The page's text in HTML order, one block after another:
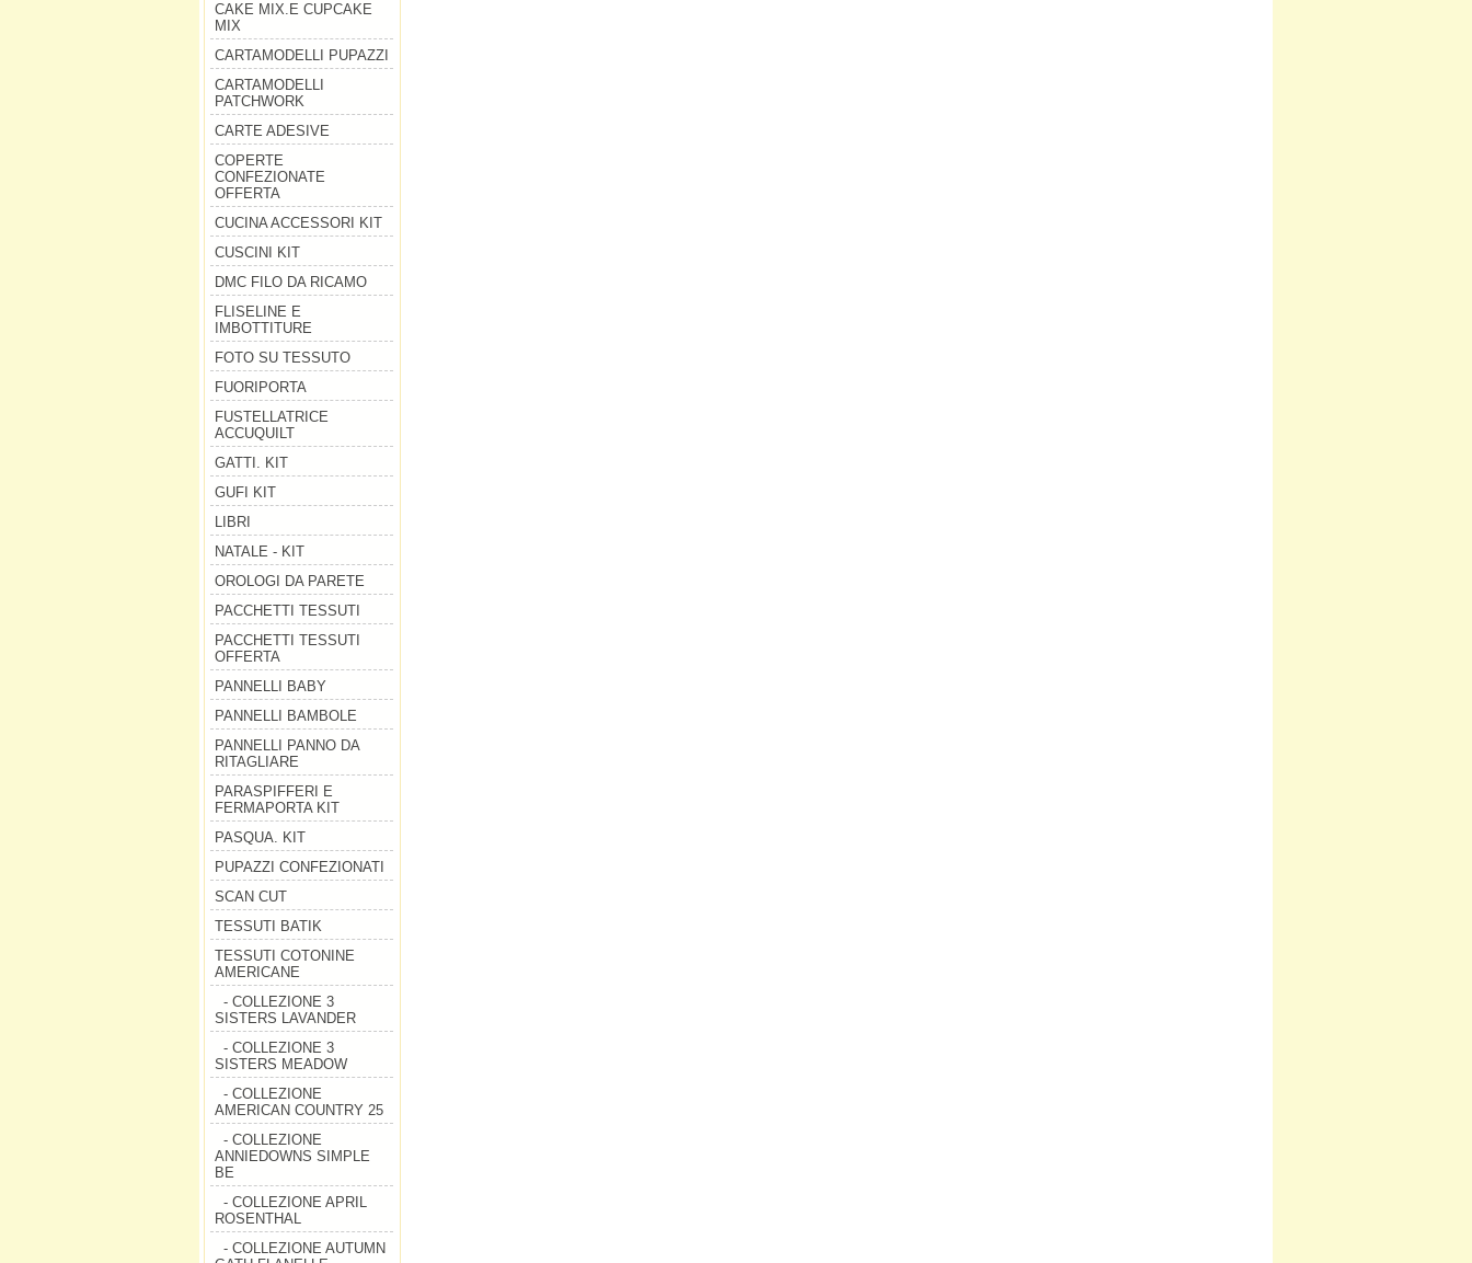
CAKE MIX.E CUPCAKE
MIX
CARTAMODELLI PUPAZZI
CARTAMODELLI
PATCHWORK
CARTE ADESIVE
COPERTE
CONFEZIONATE
OFFERTA
CUCINA ACCESSORI KIT
CUSCINI KIT
DMC FILO DA RICAMO
FLISELINE E
IMBOTTITURE
FOTO SU TESSUTO
FUORIPORTA
FUSTELLATRICE
ACCUQUILT
GATTI. KIT
GUFI KIT
LIBRI
NATALE - KIT
OROLOGI DA PARETE
PACCHETTI TESSUTI
PACCHETTI TESSUTI
OFFERTA
PANNELLI BABY
PANNELLI BAMBOLE
PANNELLI PANNO DA
RITAGLIARE
PARASPIFFERI E
FERMAPORTA KIT
PASQUA. KIT
PUPAZZI CONFEZIONATI
SCAN CUT
TESSUTI BATIK
TESSUTI COTONINE
AMERICANE
- COLLEZIONE 3
SISTERS LAVANDER
- COLLEZIONE 3
SISTERS MEADOW
- COLLEZIONE
AMERICAN COUNTRY 25
- COLLEZIONE
ANNIEDOWNS SIMPLE
BE
- COLLEZIONE APRIL
ROSENTHAL
- COLLEZIONE AUTUMN